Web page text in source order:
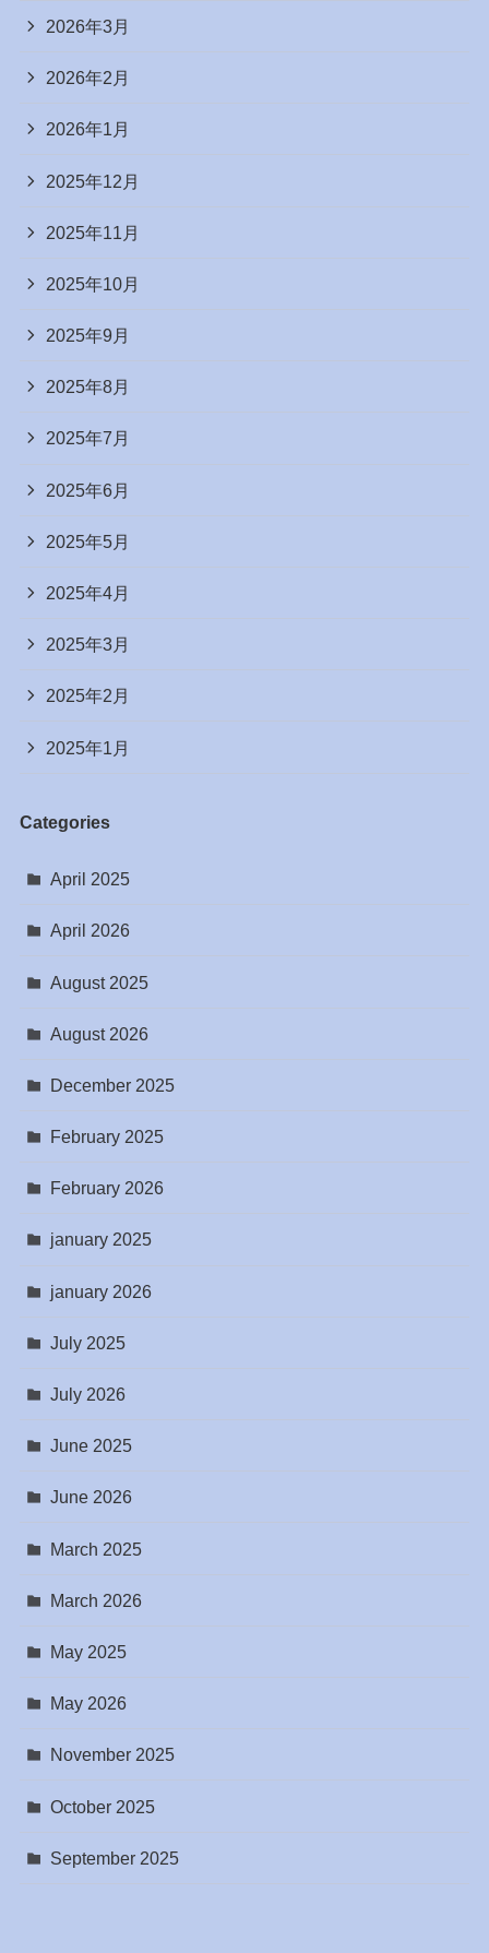
2026年3月
2026年2月
2026年1月
2025年12月
2025年11月
2025年10月
2025年9月
2025年8月
2025年7月
2025年6月
2025年5月
2025年4月
2025年3月
2025年2月
2025年1月
Categories
April 2025
April 2026
August 2025
August 2026
December 2025
February 2025
February 2026
january 2025
january 2026
July 2025
July 2026
June 2025
June 2026
March 2025
March 2026
May 2025
May 2026
November 2025
October 2025
September 2025